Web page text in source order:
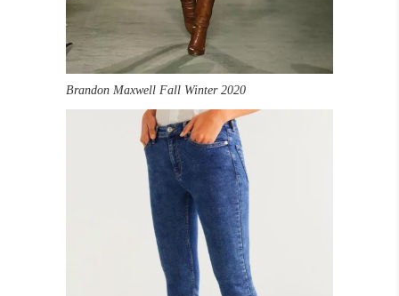
Brandon Maxwell Fall Winter 2020